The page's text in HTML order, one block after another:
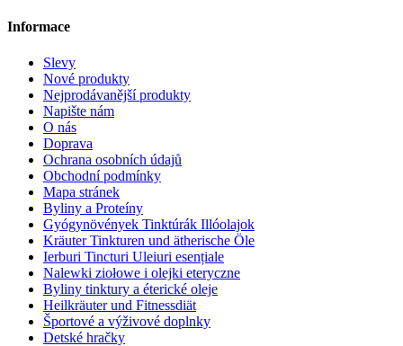
Informace
Slevy
Nové produkty
Nejprodávanější produkty
Napište nám
O nás
Doprava
Ochrana osobních údajů
Obchodní podmínky
Mapa stránek
Byliny a Proteíny
Gyógynövények Tinktúrák Illóolajok
Kräuter Tinkturen und ätherische Öle
Ierburi Tincturi Uleiuri esențiale
Nalewki ziołowe i olejki eteryczne
Byliny tinktury a éterické oleje
Heilkräuter und Fitnessdiät
Športové a výživové doplnky
Detské hračky